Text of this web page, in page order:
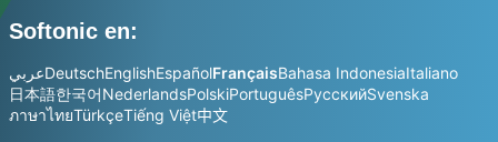
Softonic en:
عربيDeutschEnglishEspañolFrançaisBahasa IndonesiaItaliano
日本語한국어NederlandsPolskiPortuguêsРусскийSvenska
ภาษาไทยTürkçeTiếng Việt中文